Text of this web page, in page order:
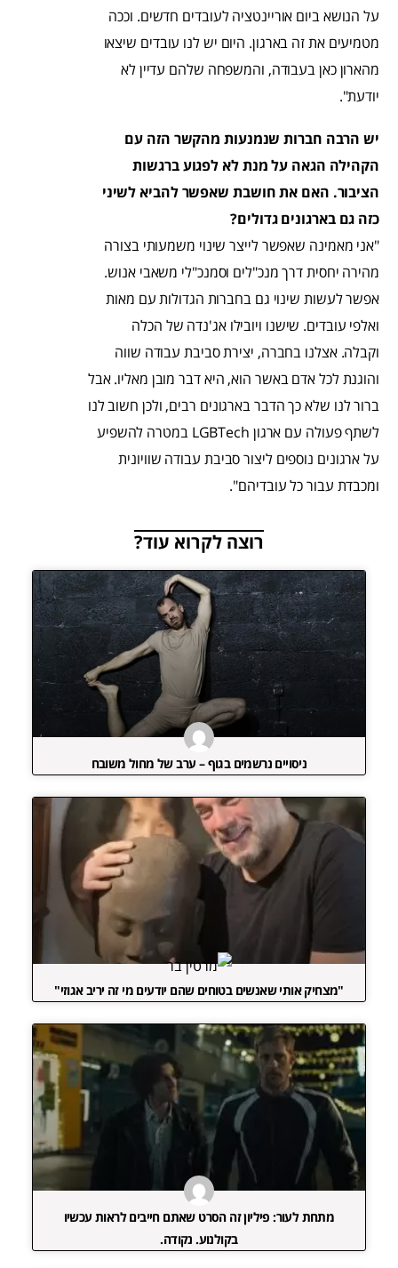
על הנושא ביום אוריינטציה לעובדים חדשים. וככה
מטמיעים את זה בארגון. היום יש לנו עובדים שיצאו
מהארון כאן בעבודה, והמשפחה שלהם עדיין לא
יודעת".
יש הרבה חברות שנמנעות מהקשר הזה עם
הקהילה הגאה על מנת לא לפגוע ברגשות
הציבור. האם את חושבת שאפשר להביא לשיני
כזה גם בארגונים גדולים?
"אני מאמינה שאפשר לייצר שינוי משמעותי בצורה
מהירה יחסית דרך מנכ"לים וסמנכ"לי משאבי אנוש.
אפשר לעשות שינוי גם בחברות הגדולות עם מאות
ואלפי עובדים. שישנו ויובילו אג'נדה של הכלה
וקבלה. אצלנו בחברה, יצירת סביבת עבודה שווה
והוגנת לכל אדם באשר הוא, היא דבר מובן מאליו. אבל
ברור לנו שלא כך הדבר בארגונים רבים, ולכן חשוב לנו
לשתף פעולה עם ארגון LGBTech במטרה להשפיע
על ארגונים נוספים ליצור סביבת עבודה שוויונית
ומכבדת עבור כל עובדיהם".
רוצה לקרוא עוד?
ניסויים נרשמים בגוף – ערב של מחול משובח
"מצחיק אותי שאנשים בטוחים שהם יודעים מי זה יריב אגוזי"
מתחת לעור: פיליון זה הסרט שאתם חייבים לראות עכשיו
בקולנוע. נקודה.